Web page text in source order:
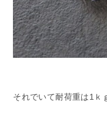
それでいて耐荷重は1ｋ